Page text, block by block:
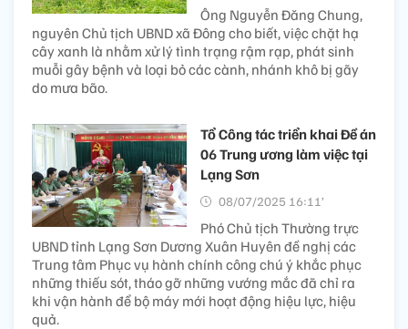
Ông Nguyễn Đăng Chung,
nguyên Chủ tịch UBND xã Đông cho biết, việc chặt hạ
cây xanh là nhằm xử lý tình trạng rậm rạp, phát sinh
muỗi gây bệnh và loại bỏ các cành, nhánh khô bị gãy
do mưa bão.
Tổ Công tác triển khai Đề án
06 Trung ương làm việc tại
Lạng Sơn
08/07/2025 16:11’
Phó Chủ tịch Thường trực
UBND tỉnh Lạng Sơn Dương Xuân Huyên đề nghị các
Trung tâm Phục vụ hành chính công chú ý khắc phục
những thiếu sót, tháo gỡ những vướng mắc đã chỉ ra
khi vận hành để bộ máy mới hoạt động hiệu lực, hiệu
quả.